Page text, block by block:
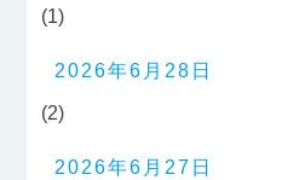
(1)
2026年6月28日
(2)
2026年6月27日